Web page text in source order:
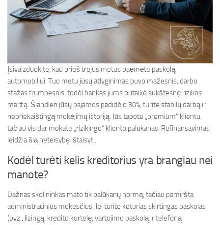
Įsivaizduokite, kad prieš trejus metus paėmėte paskolą
automobiliui. Tuo metu jūsų atlyginimas buvo mažesnis, darbo
stažas trumpesnis, todėl bankas jums pritaikė aukštesnę rizikos
maržą. Šiandien jūsų pajamos padidėjo 30%, turite stabilų darbą ir
nepriekaištingą mokėjimų istoriją. Jūs tapote „premium“ klientu,
tačiau vis dar mokate „rizikingo“ kliento palūkanas. Refinansavimas
leidžia šią neteisybę ištaisyti.
Kodėl turėti kelis kreditorius yra brangiau nei
manote?
Dažnas skolininkas mato tik palūkanų normą, tačiau pamiršta
administracinius mokesčius. Jei turite keturias skirtingas paskolas
(pvz., lizingą, kredito kortelę, vartojimo paskolą ir telefoną